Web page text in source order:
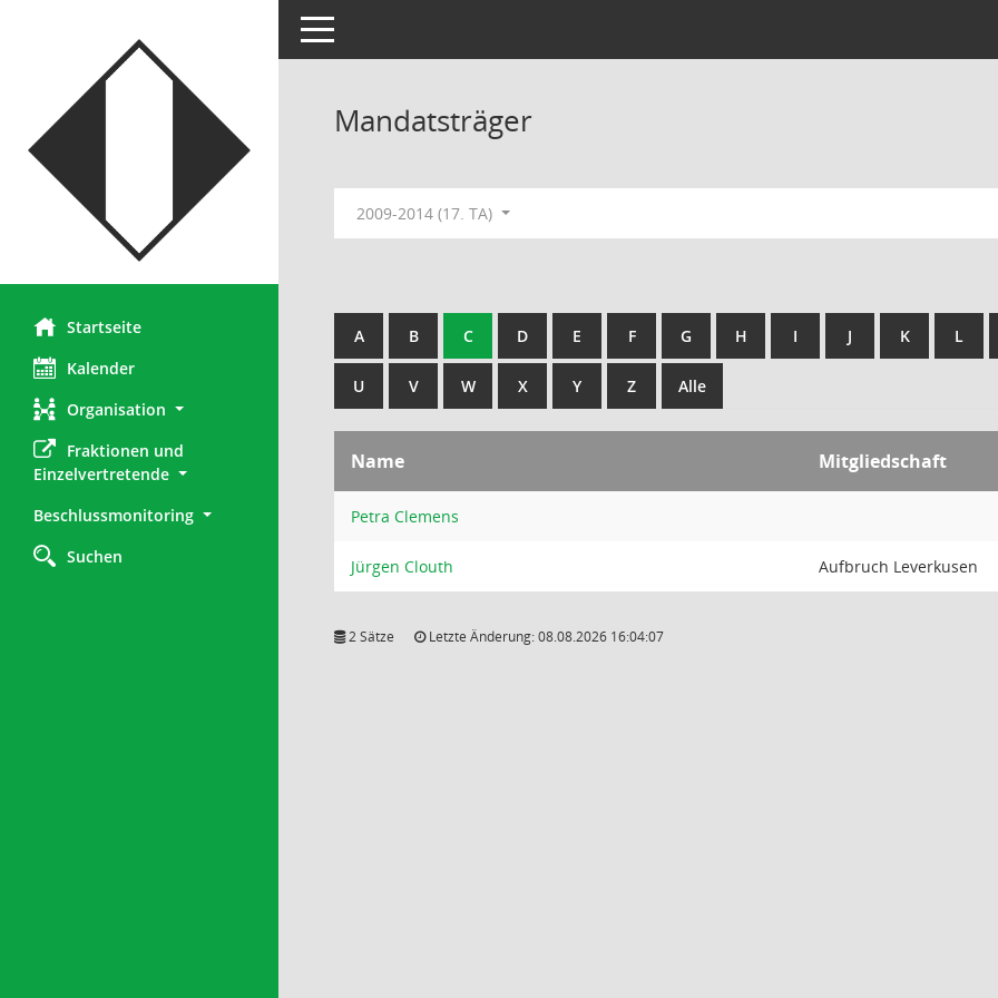
Startseite
Kalender
Organisation
Fraktionen und
Einzelvertretende
Beschlussmonitoring
Suchen
Toggle navigation
Mandatsträger
2009-2014 (17. TA)
A B C D E F G H I J K L
U V W X Y Z Alle
Name Mitgliedschaft
Petra Clemens
Jürgen Clouth Aufbruch Leverkusen
2 Sätze Letzte Änderung: 08.08.2026 16:04:07